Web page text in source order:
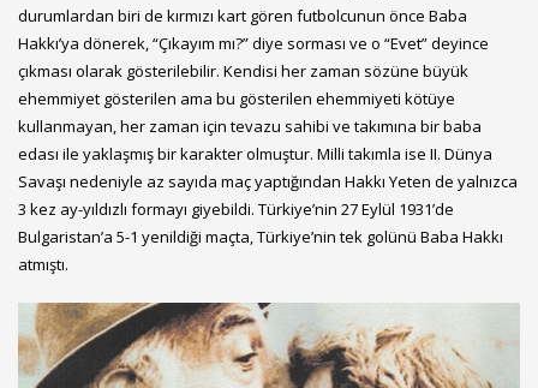
durumlardan biri de kırmızı kart gören futbolcunun önce Baba
Hakkı’ya dönerek, “Çıkayım mı?” diye sorması ve o “Evet” deyince
çıkması olarak gösterilebilir. Kendisi her zaman sözüne büyük
ehemmiyet gösterilen ama bu gösterilen ehemmiyeti kötüye
kullanmayan, her zaman için tevazu sahibi ve takımına bir baba
edası ile yaklaşmış bir karakter olmuştur. Milli takımla ise II. Dünya
Savaşı nedeniyle az sayıda maç yaptığından Hakkı Yeten de yalnızca
3 kez ay-yıldızlı formayı giyebildi. Türkiye’nin 27 Eylül 1931’de
Bulgaristan’a 5-1 yenildiği maçta, Türkiye’nin tek golünü Baba Hakkı
atmıştı.